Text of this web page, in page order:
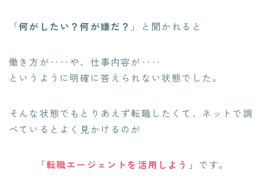
「何がしたい？何が嫌だ？ 」と聞かれると
働き方が‥‥や、仕事内容が‥‥
というように明確に答えられない状態でした。
そんな状態でもとりあえず転職したくて、ネットで調
べているとよく見かけるのが
「転職エージェントを活用しよう 」です。